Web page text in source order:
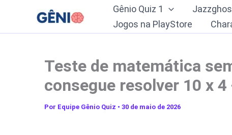
o
Gênio Quiz 1
Jogos na PlayStore
Teste de matemática
consegue resolver 10 x 4
Por Equipe Gênio Quiz • 30 de maio de 2026